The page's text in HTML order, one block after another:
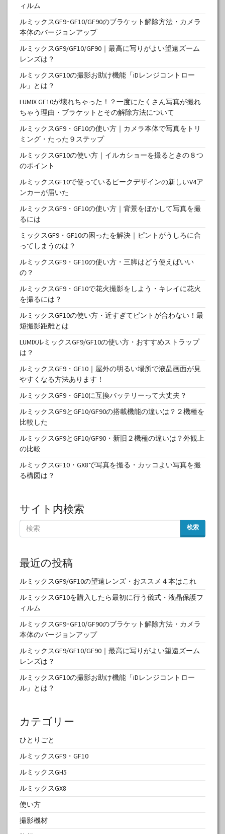
ィルム
ルミックスGF9･GF10/GF90のブラケット解除方法・カメラ
本体のバージョンアップ
ルミックスGF9/GF10/GF90｜最高に写りがよい望遠ズーム
レンズは？
ルミックスGF10の撮影お助け機能「iDレンジコントロー
ル」とは？
LUMIX GF10が壊れちゃった！？一度にたくさん写真が撮れ
ちゃう理由・ブラケットとその解除方法について
ルミックスGF9・GF10の使い方｜カメラ本体で写真をトリ
ミング・たった９ステップ
ルミックスGF10の使い方｜イルカショーを撮るときの８つ
のポイント
ルミックスGF10で使っているピークデザインの新しいV4ア
ンカーが届いた
ルミックスGF9・GF10の使い方｜背景をぼかして写真を撮
るには
ミックスGF9・GF10の困ったを解決｜ピントがうしろに合
ってしまうのは？
ルミックスGF9・GF10の使い方・三脚はどう使えばいい
の？
ルミックスGF9・GF10で花火撮影をしよう・キレイに花火
を撮るには？
ルミックスGF10の使い方・近すぎてピントが合わない！最
短撮影距離とは
LUMIXルミックスGF9/GF10の使い方・おすすめストラップ
は？
ルミックスGF9・GF10｜屋外の明るい場所で液晶画面が見
やすくなる方法あります！
ルミックスGF9・GF10に互換バッテリーって大丈夫？
ルミックスGF9とGF10/GF90の搭載機能の違いは？２機種を
比較した
ルミックスGF9とGF10/GF90・新旧２機種の違いは？外観上
の比較
ルミックスGF10・GX8で写真を撮る・カッコよい写真を撮
る構図は？
サイト内検索
検索
最近の投稿
ルミックスGF9/GF10の望遠レンズ・おススメ４本はこれ
ルミックスGF10を購入したら最初に行う儀式・液晶保護フ
ィルム
ルミックスGF9･GF10/GF90のブラケット解除方法・カメラ
本体のバージョンアップ
ルミックスGF9/GF10/GF90｜最高に写りがよい望遠ズーム
レンズは？
ルミックスGF10の撮影お助け機能「iDレンジコントロー
ル」とは？
カテゴリー
ひとりごと
ルミックスGF9・GF10
ルミックスGH5
ルミックスGX8
使い方
撮影機材